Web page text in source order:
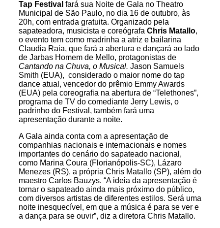
Tap Festival fará sua Noite de Gala no Theatro
Municipal de São Paulo, no dia 16 de outubro, às
20h, com entrada gratuita. Organizado pela
sapateadora, musicista e coreógrafa Chris Matallo,
o evento tem como madrinha a atriz e bailarina
Claudia Raia, que fará a abertura e dançará ao lado
de Jarbas Homem de Mello, protagonistas de
Cantando na Chuva, o Musical. Jason Samuels
Smith (EUA), considerado o maior nome do tap
dance atual, vencedor do prêmio Emmy Awards
(EUA) pela coreografia na abertura de “Telethones”,
programa de TV do comediante Jerry Lewis, o
padrinho do Festival, também fará uma
apresentação durante a noite.
A Gala ainda conta com a apresentação de
companhias nacionais e internacionais e nomes
importantes do cenário do sapateado nacional,
como Marina Coura (Florianópolis-SC), Lázaro
Menezes (RS), a própria Chris Matallo (SP), além do
maestro Carlos Bauzys. “A ideia da apresentação é
tornar o sapateado ainda mais próximo do público,
com diversos artistas de diferentes estilos. Será uma
noite inesquecível, em que a música é para se ver e
a dança para se ouvir”, diz a diretora Chris Matallo.